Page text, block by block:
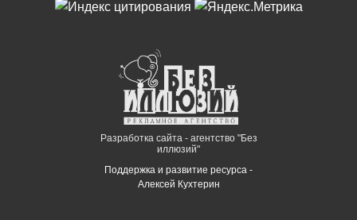
Разработка сайта - агентство "Без
иллюзий"
Поддержка и развитие ресурса -
Алексей Кухтерин